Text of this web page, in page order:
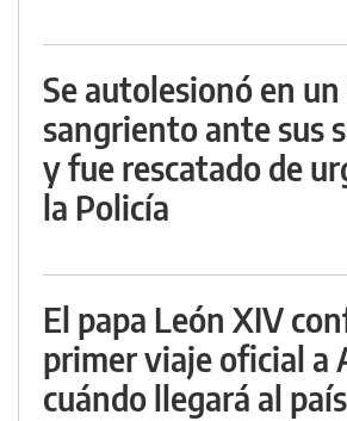
Se autolesionó en
sangriento ante sus
y fue rescatado de
la Policía
El papa León XIV
primer viaje oficial a
cuándo llegará al país